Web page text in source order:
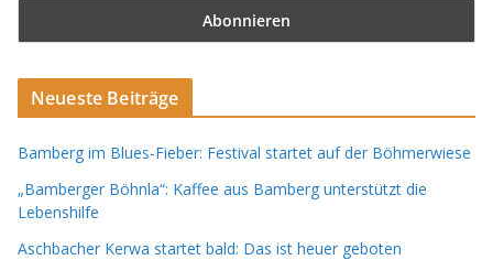
Neueste Beiträge
Bamberg im Blues-Fieber: Festival startet auf der Böhmerwiese
„Bamberger Böhnla“: Kaffee aus Bamberg unterstützt die
Lebenshilfe
Aschbacher Kerwa startet bald: Das ist heuer geboten